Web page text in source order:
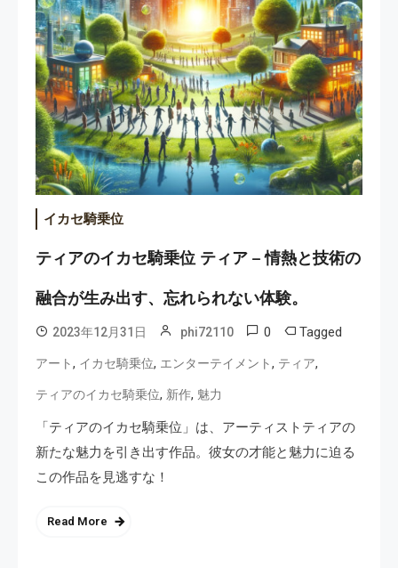
イカセ騎乗位
ティアのイカセ騎乗位 ティア – 情熱と技術の
融合が生み出す、忘れられない体験。
2023年12月31日 phi72110 0 Tagged
アート, イカセ騎乗位, エンターテイメント, ティア,
ティアのイカセ騎乗位, 新作, 魅力
「ティアのイカセ騎乗位」は、アーティストティアの
新たな魅力を引き出す作品。彼女の才能と魅力に迫る
この作品を見逃すな！
Read More